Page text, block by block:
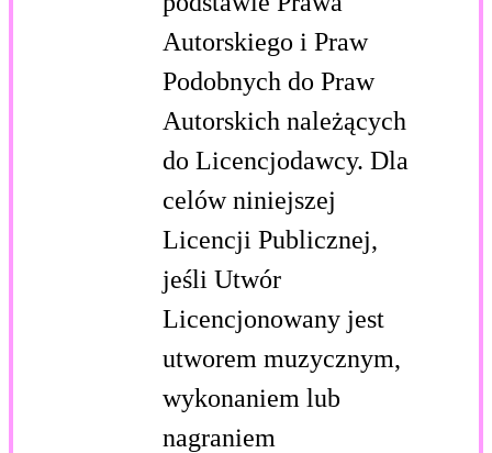
Autorskiego i Praw
Podobnych do Praw
Autorskich należących
do Licencjodawcy. Dla
celów niniejszej
Licencji Publicznej,
jeśli Utwór
Licencjonowany jest
utworem muzycznym,
wykonaniem lub
nagraniem